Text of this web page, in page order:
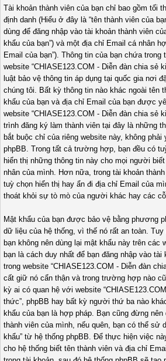
Tài khoản thành viên của bạn chỉ bao gồm tối
định danh (Hiểu ở đây là “tên thành viên của
dùng để đăng nhập vào tài khoản thành viên
khẩu của bạn”) và một địa chỉ Email cá nhân
Email của bạn”). Thông tin của bạn chứa trong
website “CHIASE123.COM - Diễn đàn chia sẻ
luật bảo vệ thông tin áp dụng tại quốc gia nơi
chúng tôi. Bất kỳ thông tin nào khác ngoài tên
khẩu của bạn và địa chỉ Email của bạn được
website “CHIASE123.COM - Diễn đàn chia sẻ
trình đăng ký làm thành viên tại đây là những
bắt buộc chỉ của riêng website này, không phải
phpBB. Trong tất cả trường hợp, bạn đều có
hiển thị những thông tin này cho mọi người
nhân của mình. Hơn nữa, trong tài khoản
tuỳ chọn hiển thị hay ẩn đi địa chỉ Email của
thoát khỏi sự tò mò của người khác hay các
Mật khẩu của bạn được bảo vệ bằng phương
dữ liệu của hệ thống, vì thế nó rất an toàn.
bạn không nên dùng lại mật khẩu này trên các
bạn là cách duy nhất để bạn đăng nhập vào
trong website “CHIASE123.COM - Diễn đàn
cất giữ nó cẩn thận và trong trường hợp nào
kỳ ai có quan hệ với website
thức”, phpBB hay bất kỳ người thứ ba nào
khẩu của bạn là hợp pháp. Bạn cũng đừng
thành viên của mình, nếu quên, bạn có thể sử
khẩu” từ hệ thống phpBB. Để thực hiện việc
cho hệ thống biết tên thành viên và địa chỉ